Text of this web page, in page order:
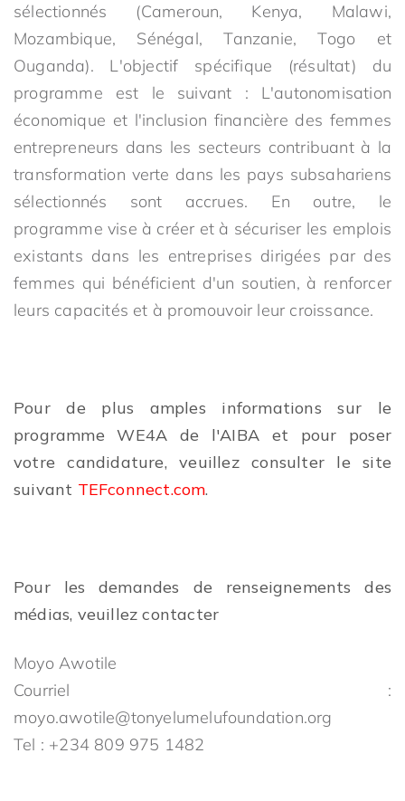
sélectionnés (Cameroun, Kenya, Malawi,
Mozambique, Sénégal, Tanzanie, Togo et
Ouganda). L'objectif spécifique (résultat) du
programme est le suivant : L'autonomisation
économique et l'inclusion financière des femmes
entrepreneurs dans les secteurs contribuant à la
transformation verte dans les pays subsahariens
sélectionnés sont accrues. En outre, le
programme vise à créer et à sécuriser les emplois
existants dans les entreprises dirigées par des
femmes qui bénéficient d'un soutien, à renforcer
leurs capacités et à promouvoir leur croissance.
Pour de plus amples informations sur le
programme WE4A de l'AIBA et pour poser
votre candidature, veuillez consulter le site
suivant TEFconnect.com.
Pour les demandes de renseignements des
médias, veuillez contacter
Moyo Awotile
Courriel :
moyo.awotile@tonyelumelufoundation.org
Tel : +234 809 975 1482